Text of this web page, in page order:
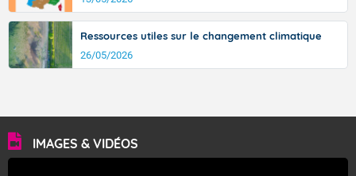
Ressources utiles sur le changement climatique
26/05/2026
IMAGES & VIDÉOS